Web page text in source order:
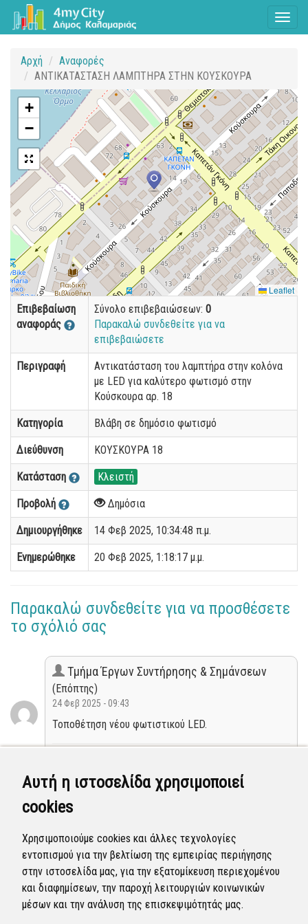
Αυτή η ιστοσελίδα χρησιμοποιεί
cookies
Χρησιμοποιούμε cookies και άλλες τεχνολογίες
εντοπισμού για την βελτίωση της εμπειρίας περιήγησης
στην ιστοσελίδα μας, για την εξατομίκευση περιεχομένου
και διαφημίσεων, την παροχή λειτουργιών κοινωνικών
μέσων και την ανάλυση της επισκεψιμότητάς μας.
Αρχή
Αναφορές
ΑΝΤΙΚΑΤΑΣΤΑΣΗ ΛΑΜΠΤΗΡΑ ΣΤΗΝ ΚΟΥΣΚΟΥΡΑ
+
−
Leaflet
Επιβεβαίωση
αναφοράς
Σύνολο επιβεβαιώσεων: 0
Παρακαλώ συνδεθείτε για να
επιβεβαιώσετε
Περιγραφή
Αντικατάσταση του λαμπτήρα στην κολόνα
με LED για καλύτερο φωτισμό στην
Κούσκουρα αρ. 18
Κατηγορία Βλάβη σε δημόσιο φωτισμό
Διεύθυνση ΚΟΥΣΚΟΥΡΑ 18
Κατάσταση Κλειστή
Προβολή Δημόσια
Δημιουργήθηκε 14 Φεβ 2025, 10:34:48 π.μ.
Ενημερώθηκε 20 Φεβ 2025, 1:18:17 μ.μ.
Παρακαλώ συνδεθείτε για να προσθέσετε
το σχόλιό σας
Τμήμα Έργων Συντήρησης & Σημάνσεων
(Επόπτης)
24 Φεβ 2025 - 09:43
Τοποθέτηση νέου φωτιστικού LED.
(Επόπτης)
20 Φεβ 2025 - 12:02
Ολοκληρώθηκε η διεκπεραίωση της αναφοράς από
τον Δήμο.